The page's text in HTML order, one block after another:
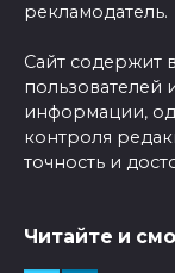
рекламодатель.
Сайт содержит
пользователей
информации,
контроля
точность и
Читайте и